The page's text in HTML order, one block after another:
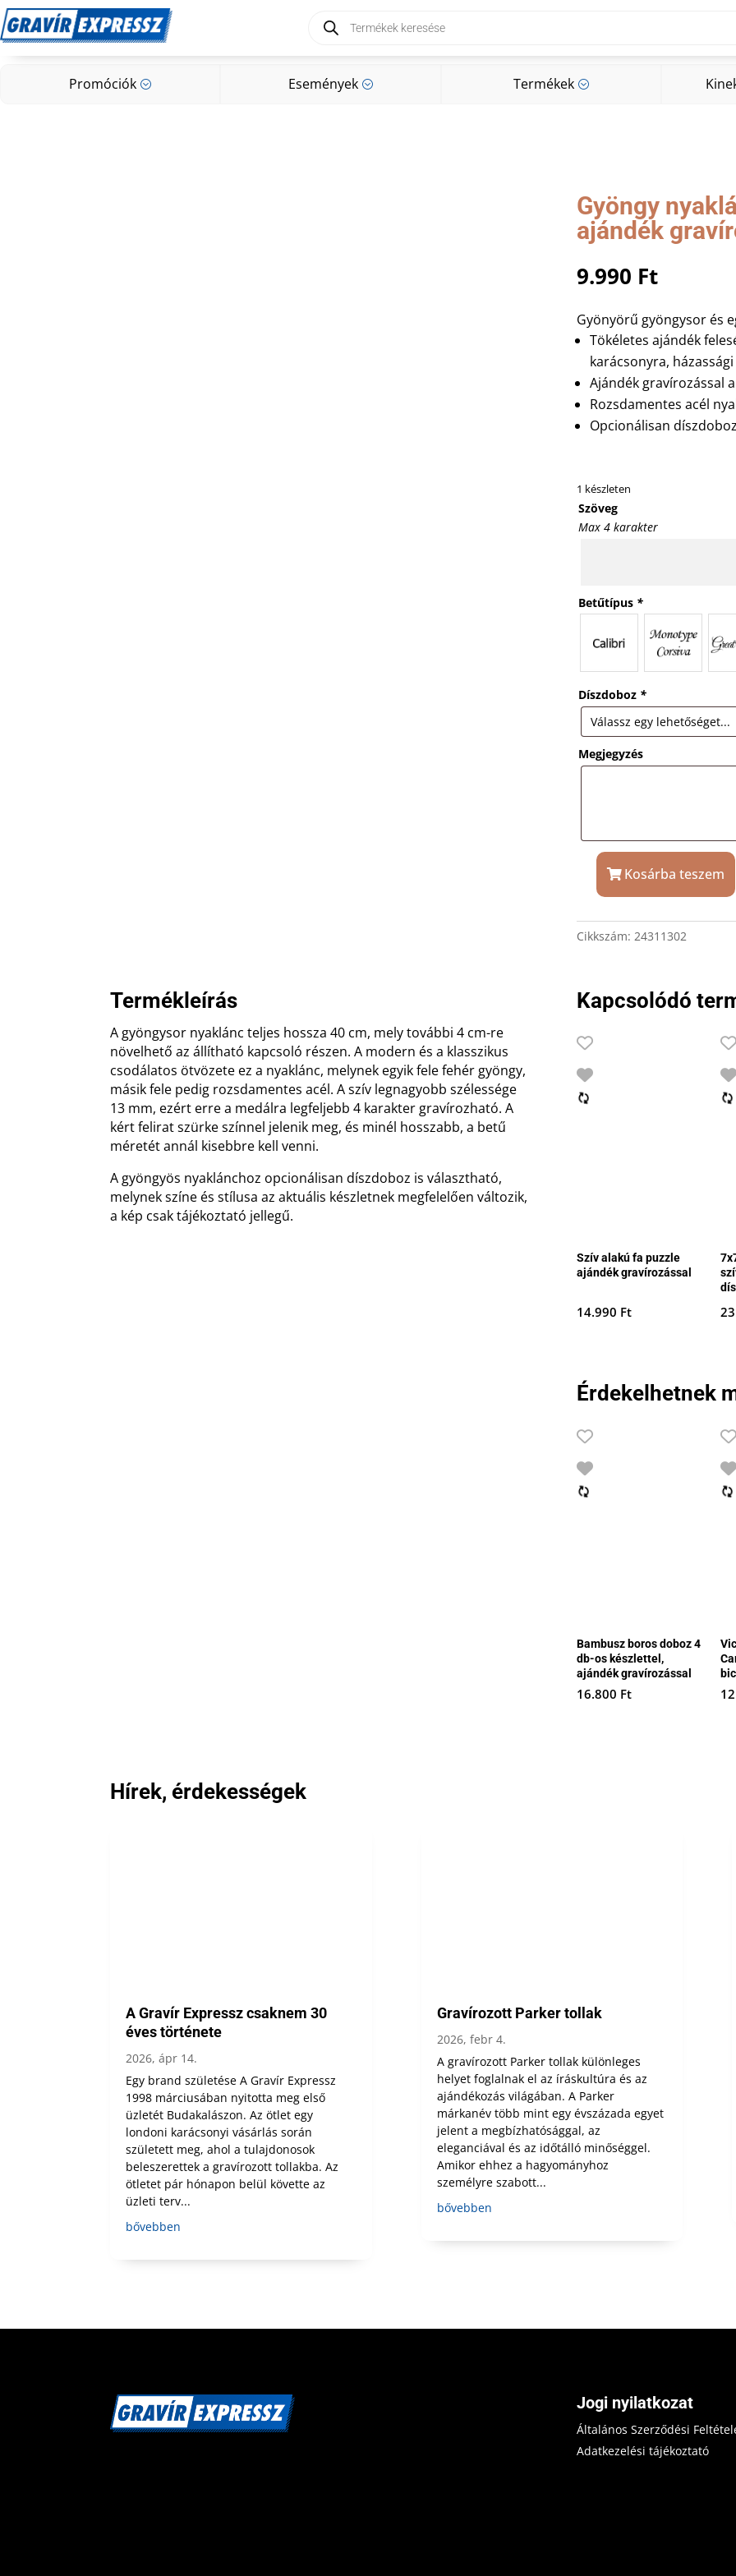
search
Promóciók ; Események ; Termékek ;
Promóciók; Események
Gyöngy
ajándék
9.990 Ft
Gyönyörű gyöngysor és
Tökéletes ajándék
karácsonyra,
Ajándék gravírozással
Rozsdamentes acél
Opcionálisan
1 készleten
Szöveg
Max 4 karakter
Betűtípus *
Díszdoboz *
Megjegyzés
Gyöngy
nyaklánc
szív
medállal
mennyiség
Kosárba teszem
Cikkszám: 24311302
Termékleírás
A gyöngysor nyaklánc teljes hossza 40 cm, mely további 4 cm-re
növelhető az állítható kapcsoló részen. A modern és a klasszikus
csodálatos ötvözete ez a nyaklánc, melynek egyik fele fehér gyöngy,
másik fele pedig rozsdamentes acél. A szív legnagyobb szélessége
13 mm, ezért erre a medálra legfeljebb 4 karakter gravírozható. A
kért felirat szürke színnel jelenik meg, és minél hosszabb, a betű
méretét annál kisebbre kell venni.
A gyöngyös nyaklánchoz opcionálisan díszdoboz is választható,
melynek színe és stílusa az aktuális készletnek megfelelően változik,
a kép csak tájékoztató jellegű.
Kapcsolódó
Szív alakú fa puzzle
ajándék gravírozással
14.990 Ft
Érdekelhetnek
Bambusz boros doboz 4
db-os készlettel,
ajándék gravírozással
16.800 Ft
Hírek, érdekességek
A Gravír Expressz csaknem 30
éves története
2026, ápr 14.
Egy brand születése A Gravír Expressz
1998 márciusában nyitotta meg első
üzletét Budakalászon. Az ötlet egy
londoni karácsonyi vásárlás során
született meg, ahol a tulajdonosok
beleszerettek a gravírozott tollakba. Az
ötletet pár hónapon belül követte az
üzleti terv...
bővebben
Gravírozott Parker tollak
2026, febr 4.
A gravírozott Parker tollak különleges
helyet foglalnak el az íráskultúra és az
ajándékozás világában. A Parker
márkanév több mint egy évszázada egyet
jelent a megbízhatósággal, az
eleganciával és az időtálló minőséggel.
Amikor ehhez a hagyományhoz
személyre szabott...
bővebben
Jogi nyilatkozat
Általános Szerződési
Adatkezelési tájékoztató